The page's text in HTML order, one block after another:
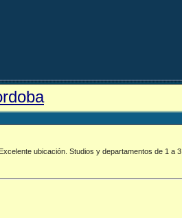
ubicación. Studios y departamentos de 1 a 3